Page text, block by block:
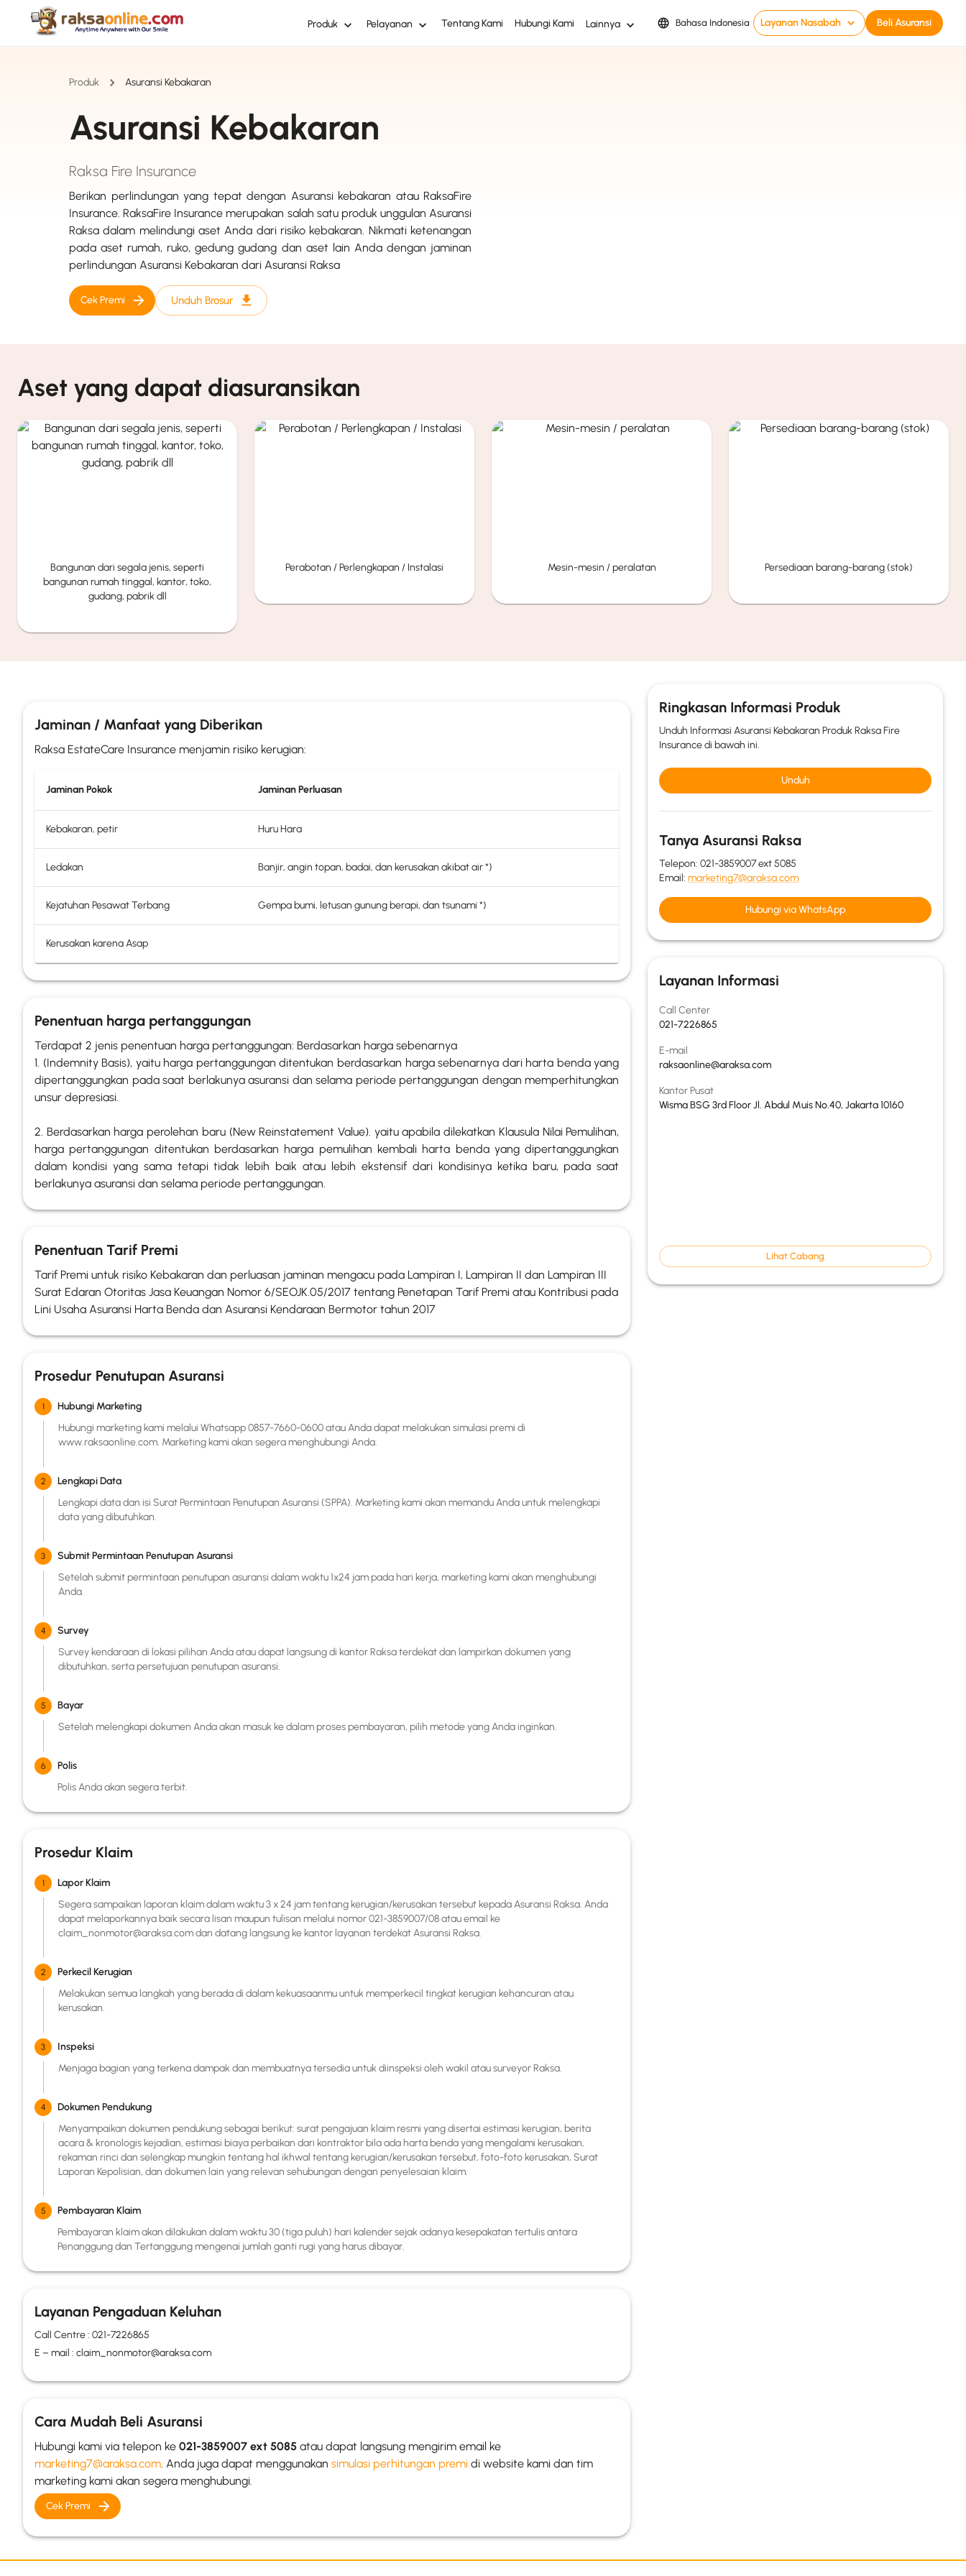
Produk Pelayanan Tentang Kami Hubungi Kami Lainnya Bahasa Indonesia Layanan Nasabah Beli Asuransi
Produk Asuransi Kebakaran
Asuransi Kebakaran
Raksa Fire Insurance
Berikan perlindungan yang tepat dengan Asuransi kebakaran atau RaksaFire
Insurance. RaksaFire Insurance merupakan salah satu produk unggulan Asuransi
Raksa dalam melindungi aset Anda dari risiko kebakaran. Nikmati ketenangan
pada aset rumah, ruko, gedung gudang dan aset lain Anda dengan jaminan
perlindungan Asuransi Kebakaran dari Asuransi Raksa
Cek Premi Unduh Brosur
Aset yang dapat diasuransikan
Bangunan dari segala jenis, seperti
bangunan rumah tinggal, kantor, toko,
gudang, pabrik dll
Perabotan / Perlengkapan / Instalasi Mesin-mesin / peralatan Persediaan barang-barang (stok)
Jaminan / Manfaat yang Diberikan
Raksa EstateCare Insurance menjamin risiko kerugian:
Jaminan Pokok Jaminan Perluasan
Kebakaran, petir Huru Hara
Ledakan Banjir, angin topan, badai, dan kerusakan akibat air *)
Kejatuhan Pesawat Terbang Gempa bumi, letusan gunung berapi, dan tsunami *)
Kerusakan karena Asap
Penentuan harga pertanggungan
Terdapat 2 jenis penentuan harga pertanggungan: Berdasarkan harga sebenarnya
1. (Indemnity Basis), yaitu harga pertanggungan ditentukan berdasarkan harga sebenarnya dari harta benda yang
dipertanggungkan pada saat berlakunya asuransi dan selama periode pertanggungan dengan memperhitungkan
unsur depresiasi.
2. Berdasarkan harga perolehan baru (New Reinstatement Value). yaitu apabila dilekatkan Klausula Nilai Pemulihan,
harga pertanggungan ditentukan berdasarkan harga pemulihan kembali harta benda yang dipertanggungkan
dalam kondisi yang sama tetapi tidak lebih baik atau lebih ekstensif dari kondisinya ketika baru, pada saat
berlakunya asuransi dan selama periode pertanggungan.
Penentuan Tarif Premi
Tarif Premi untuk risiko Kebakaran dan perluasan jaminan mengacu pada Lampiran I, Lampiran II dan Lampiran III
Surat Edaran Otoritas Jasa Keuangan Nomor 6/SEOJK.05/2017 tentang Penetapan Tarif Premi atau Kontribusi pada
Lini Usaha Asuransi Harta Benda dan Asuransi Kendaraan Bermotor tahun 2017
Prosedur Penutupan Asuransi
1
Hubungi Marketing
Hubungi marketing kami melalui Whatsapp 0857-7660-0600 atau Anda dapat melakukan simulasi premi di
www.raksaonline.com. Marketing kami akan segera menghubungi Anda.
2
Lengkapi Data
Lengkapi data dan isi Surat Permintaan Penutupan Asuransi (SPPA). Marketing kami akan memandu Anda untuk melengkapi
data yang dibutuhkan.
3
Submit Permintaan Penutupan Asuransi
Setelah submit permintaan penutupan asuransi dalam waktu 1x24 jam pada hari kerja, marketing kami akan menghubungi
Anda.
4
Survey
Survey kendaraan di lokasi pilihan Anda atau dapat langsung di kantor Raksa terdekat dan lampirkan dokumen yang
dibutuhkan, serta persetujuan penutupan asuransi.
5
Bayar
Setelah melengkapi dokumen Anda akan masuk ke dalam proses pembayaran, pilih metode yang Anda inginkan.
6
Polis
Polis Anda akan segera terbit.
Prosedur Klaim
1
Lapor Klaim
Segera sampaikan laporan klaim dalam waktu 3 x 24 jam tentang kerugian/kerusakan tersebut kepada Asuransi Raksa. Anda
dapat melaporkannya baik secara lisan maupun tulisan melalui nomor 021-3859007/08 atau email ke
claim_nonmotor@araksa.com dan datang langsung ke kantor layanan terdekat Asuransi Raksa.
2
Perkecil Kerugian
Melakukan semua langkah yang berada di dalam kekuasaanmu untuk memperkecil tingkat kerugian kehancuran atau
kerusakan.
3
Inspeksi
Menjaga bagian yang terkena dampak dan membuatnya tersedia untuk diinspeksi oleh wakil atau surveyor Raksa.
4
Dokumen Pendukung
Menyampaikan dokumen pendukung sebagai berikut: surat pengajuan klaim resmi yang disertai estimasi kerugian, berita
acara & kronologis kejadian, estimasi biaya perbaikan dari kontraktor bila ada harta benda yang mengalami kerusakan,
rekaman rinci dan selengkap mungkin tentang hal ikhwal tentang kerugian/kerusakan tersebut, foto-foto kerusakan, Surat
Laporan Kepolisian, dan dokumen lain yang relevan sehubungan dengan penyelesaian klaim.
5
Pembayaran Klaim
Pembayaran klaim akan dilakukan dalam waktu 30 (tiga puluh) hari kalender sejak adanya kesepakatan tertulis antara
Penanggung dan Tertanggung mengenai jumlah ganti rugi yang harus dibayar.
Layanan Pengaduan Keluhan
Call Centre : 021-7226865
E – mail : claim_nonmotor@araksa.com
Cara Mudah Beli Asuransi
Hubungi kami via telepon ke 021-3859007 ext 5085 atau dapat langsung mengirim email ke
marketing7@araksa.com . Anda juga dapat menggunakan simulasi perhitungan premi di website kami dan tim
marketing kami akan segera menghubungi.
Cek Premi
Ringkasan Informasi Produk
Unduh Informasi Asuransi Kebakaran Produk Raksa Fire
Insurance di bawah ini.
Unduh
Tanya Asuransi Raksa
Telepon: 021-3859007 ext 5085
Email:marketing7@araksa.com
Hubungi via WhatsApp
Layanan Informasi
Call Center
021-7226865
E-mail
raksaonline@araksa.com
Kantor Pusat
Wisma BSG 3rd Floor Jl. Abdul Muis No.40, Jakarta 10160
Lihat Cabang